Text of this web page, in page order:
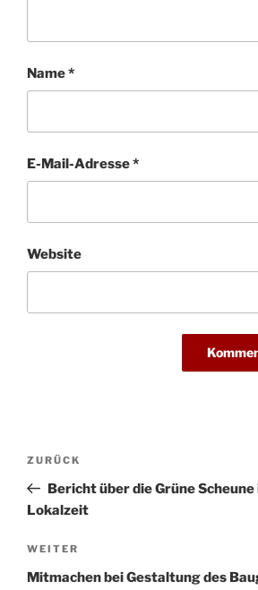
Name*
E-Mail-Adresse*
Website
Beitragsnavigation
Vorheriger
Beitrag
ZURÜCK
Bericht über die Grüne Scheune
Lokalzeit
Nächster
Beitrag
WEITER
Mitmachen bei Gestaltung des